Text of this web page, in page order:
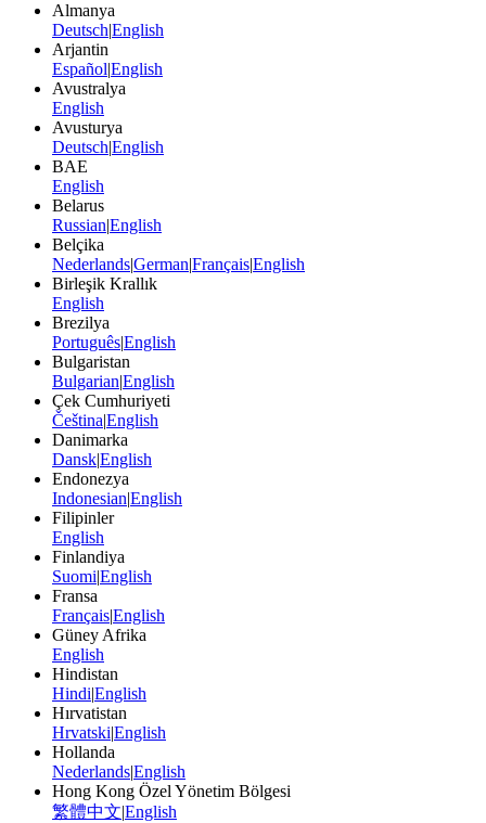
Almanya
DeutschEnglish
Arjantin
EspañolEnglish
Avustralya
English
Avusturya
DeutschEnglish
BAE
English
Belarus
RussianEnglish
Belçika
NederlandsGermanFrançaisEnglish
Birleşik Krallık
English
Brezilya
PortuguêsEnglish
Bulgaristan
BulgarianEnglish
Çek Cumhuriyeti
ČeštinaEnglish
Danimarka
DanskEnglish
Endonezya
IndonesianEnglish
Filipinler
English
Finlandiya
SuomiEnglish
Fransa
FrançaisEnglish
Güney Afrika
English
Hindistan
HindiEnglish
Hırvatistan
HrvatskiEnglish
Hollanda
NederlandsEnglish
Hong Kong Özel Yönetim Bölgesi
繁體中文 English